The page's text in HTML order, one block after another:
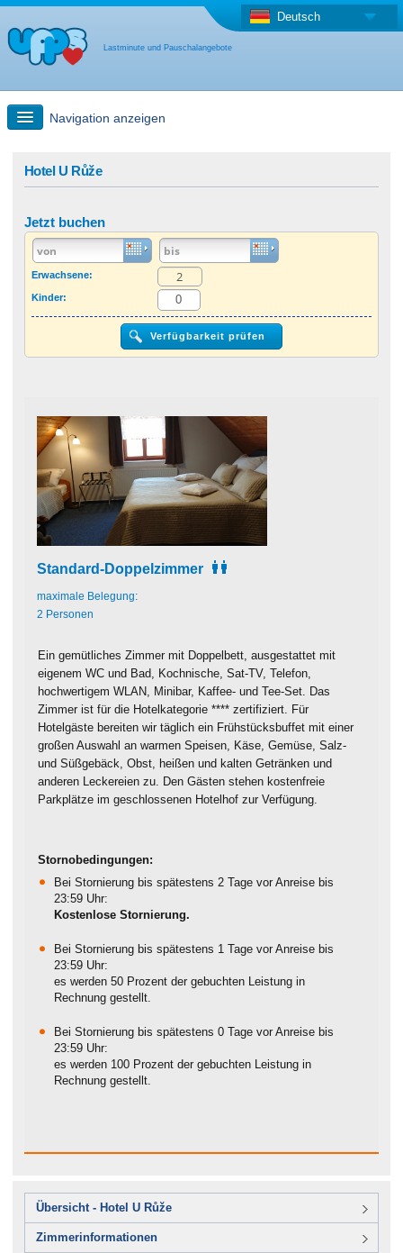
Lastminute und Pauschalangebote
Deutsch
Navigation anzeigen
Schnellsuche
Last Minute Angebot + Pauschalangebot
Anderes Land
Hotel U Růže
Jetzt buchen
Erwachsene:
Kinder:
Standard-Doppelzimmer
maximale Belegung:
2 Personen
Ein gemütliches Zimmer mit Doppelbett, ausgestattet mit
eigenem WC und Bad, Kochnische, Sat-TV, Telefon,
hochwertigem WLAN, Minibar, Kaffee- und Tee-Set. Das
Zimmer ist für die Hotelkategorie **** zertifiziert. Für
Hotelgäste bereiten wir täglich ein Frühstücksbuffet mit einer
großen Auswahl an warmen Speisen, Käse, Gemüse, Salz-
und Süßgebäck, Obst, heißen und kalten Getränken und
anderen Leckereien zu. Den Gästen stehen kostenfreie
Parkplätze im geschlossenen Hotelhof zur Verfügung.
Stornobedingungen:
Bei Stornierung bis spätestens 2 Tage vor Anreise bis
23:59 Uhr:
Kostenlose Stornierung.
Bei Stornierung bis spätestens 1 Tage vor Anreise bis
23:59 Uhr:
es werden 50 Prozent der gebuchten Leistung in
Rechnung gestellt.
Bei Stornierung bis spätestens 0 Tage vor Anreise bis
23:59 Uhr:
es werden 100 Prozent der gebuchten Leistung in
Rechnung gestellt.
Übersicht - Hotel U Růže
Zimmerinformationen